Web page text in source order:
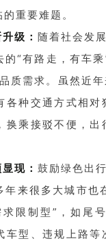
重要难题。
级： 随着社会发
“有路走，有车
质需求。虽然近
各种交通方式相
换乘接驳不便，
现： 鼓励绿色出
来很多大城市也
限制型”，如尾
车型、违规上路